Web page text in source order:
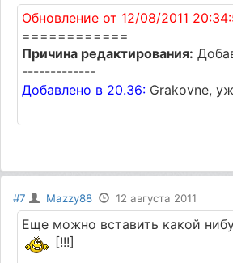
Обновление от 12/08/2011
============
Причина редактирования:
-------------
Добавлено в 20.36: Grakovne,
#7 Mazzy88 12 августа 2011
Еще можно вставить какой
[!!!]